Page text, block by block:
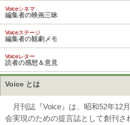
Voiceシネマ
編集者の映画三昧
Voiceステージ
編集者の観劇メモ
Voiceレター
読者の感想＆意見
Voice とは
月刊誌『Voice』は、昭和52年12
会実現のための提言誌として創刊さ